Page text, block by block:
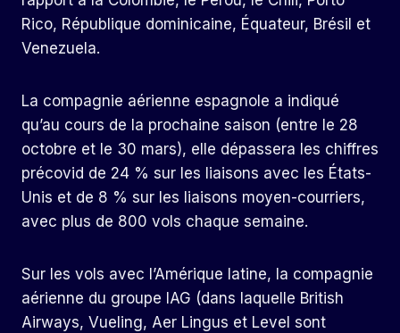
Rico, République dominicaine, Équateur, Brésil et
Venezuela.
La compagnie aérienne espagnole a indiqué
qu’au cours de la prochaine saison (entre le 28
octobre et le 30 mars), elle dépassera les chiffres
précovid de 24 % sur les liaisons avec les États-
Unis et de 8 % sur les liaisons moyen-courriers,
avec plus de 800 vols chaque semaine.
Sur les vols avec l’Amérique latine, la compagnie
aérienne du groupe IAG (dans laquelle British
Airways, Vueling, Aer Lingus et Level sont